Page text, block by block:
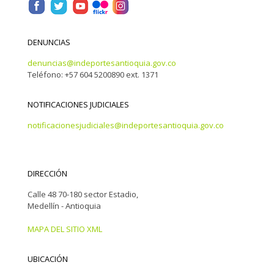
DENUNCIAS
denuncias@indeportesantioquia.gov.co
Teléfono: +57 604 5200890 ext. 1371
NOTIFICACIONES JUDICIALES
notificacionesjudiciales@indeportesantioquia.gov.co
DIRECCIÓN
Calle 48 70-180 sector Estadio,
Medellín - Antioquia
MAPA DEL SITIO XML
UBICACIÓN